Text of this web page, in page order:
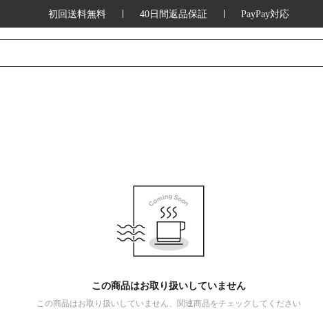
初回送料無料 40日間返品保証 PayPay対応
この商品はお取り扱いしていません
この商品はお取り扱いしていません、関連商品をチェックしてください